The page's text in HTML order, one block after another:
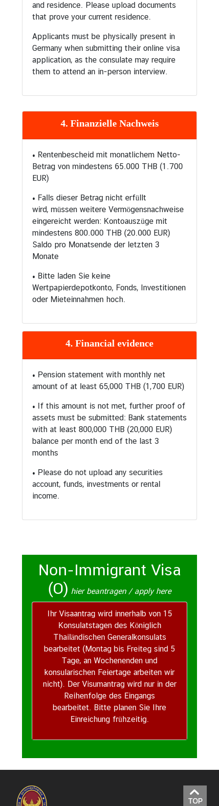
and residence. Please upload documents
that prove your current residence.
Applicants must be physically present in
Germany when submitting their online visa
application, as the consulate may require
them to attend an in-person interview.
4. Finanzielle Nachweis
• Rentenbescheid mit monatlichem Netto-
Betrag von mindestens 65.000 THB (1.700
EUR)
• Falls dieser Betrag nicht erfüllt
wird, müssen weitere Vermögensnachweise
eingereicht werden: Kontoauszüge mit
mindestens 800.000 THB (20.000 EUR)
Saldo pro Monatsende der letzten 3
Monate
• Bitte laden Sie keine
Wertpapierdepotkonto, Fonds, Investitionen
oder Mieteinnahmen hoch.
4. Financial evidence
• Pension statement with monthly net
amount of at least 65,000 THB (1,700 EUR)
• If this amount is not met, further proof of
assets must be submitted: Bank statements
with at least 800,000 THB (20,000 EUR)
balance per month end of the last 3
months
• Please do not upload any securities
account, funds, investments or rental
income.
Non-Immigrant Visa
(O) hier beantragen / apply here
Ihr Visaantrag wird innerhalb von 15
Konsulatstagen des Königlich
Thailändischen Generalkonsulats
bearbeitet (Montag bis Freiteg sind 5
Tage, an Wochenenden und
konsularischen Feiertage arbeiten wir
nicht). Der Visumantrag wird nur in der
Reihenfolge des Eingangs
bearbeitet. Bitte planen Sie Ihre
Einreichung frühzeitig.
TOP